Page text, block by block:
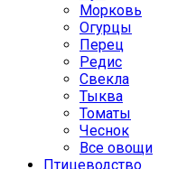
Морковь
Огурцы
Перец
Редис
Свекла
Тыква
Томаты
Чеснок
Все овощи
Птицеводство